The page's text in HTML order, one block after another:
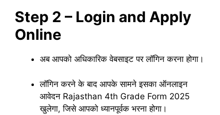
Step 2 – Login and Apply
Online
अब आपको अधिकारिक वेबसाइट पर लॉगिन करना होगा।
लॉगिन करने के बाद आपके सामने इसका ऑनलाइन
आवेदन Rajasthan 4th Grade Form 2025
खुलेगा, जिसे आपको ध्यानपूर्वक भरना होगा।